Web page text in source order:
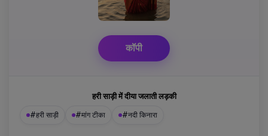
कॉपी
हरी साड़ी में दीया जलाती लड़की
#हरी साड़ी #मांग टीका #नदी किनारा